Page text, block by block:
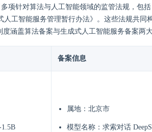
项针对算法与人工智能领域的监管法规，包
人工智能服务管理暂行办法》。这些法规共
涵盖算法备案与生成式人工智能服务备案两
备案信息
1.5B
属地：北京市
模型名称：求索对话